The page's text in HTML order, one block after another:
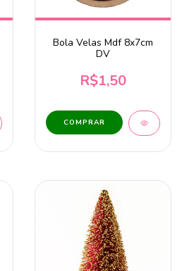
Bola Velas Mdf 8x7cm
DV
R$1,50